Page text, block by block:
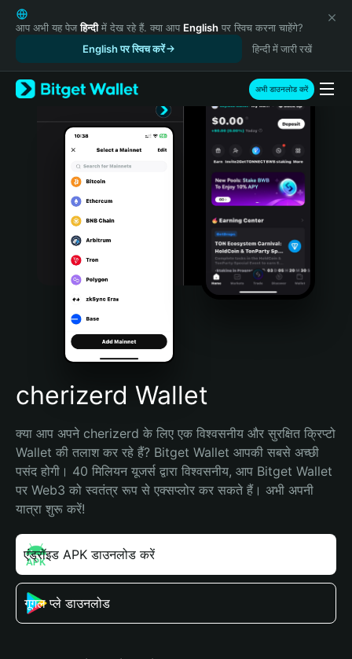
English
日本語
Русский
Español (Latinoamérica)
Türkçe
Português (Portugal)
Bahasa Indonesia
Português (Brasil)
Español (Argentina)
आप अभी यह पेजहिन्दीमें देख रहे हैं. क्या आप English पर स्विच करना चाहेंगे?
English पर स्विच करें
हिन्दी में जारी रखें
अभी डाउनलोड करें
cherizerd Wallet
क्या आप अपने cherizerd के लिए एक विश्वसनीय और सुरक्षित क्रिप्टो
Wallet की तलाश कर रहे हैं? Bitget Wallet आपकी सबसे अच्छी
पसंद होगी। 40 मिलियन यूजर्स द्वारा विश्वसनीय, आप Bitget Wallet
पर Web3 को स्वतंत्र रूप से एक्सप्लोर कर सकते हैं। अभी अपनी
यात्रा शुरू करें!
एंड्रॉइड APK डाउनलोड करें
गूगल प्ले डाउनलोड